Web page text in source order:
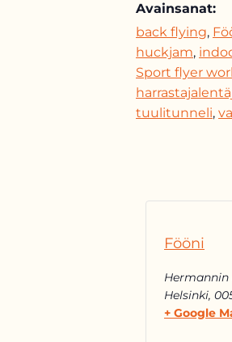
Avainsanat:
back flying,
huckjam,
Sport flyer
tuulitunneli,
Fööni
Hermannin
Helsinki,
+ Google